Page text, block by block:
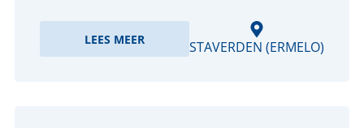
LEES MEER STAVERDEN (ERMELO)